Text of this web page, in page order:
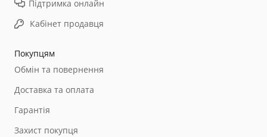
Покупцям
Обмін та повернення
Доставка та оплата
Гарантія
Захист покупця
Підтримка онлайн
Кабінет продавця